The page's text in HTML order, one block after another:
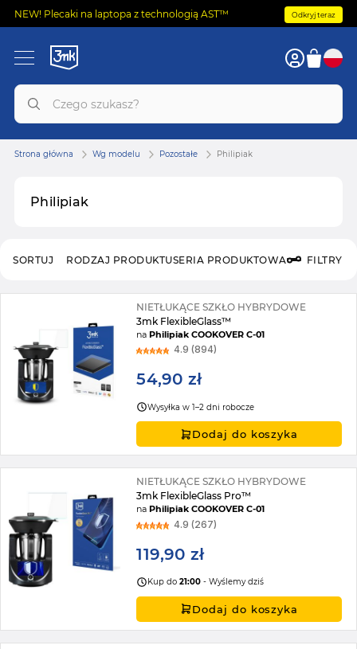
NEW! Plecaki na laptopa z technologią AST™ Odkryj teraz
Philipiak
Strona główna Wg modelu Pozostałe Philipiak
RODZAJ PRODUKTUSERIA PRODUKTOWA FILTRY
SORTUJ
NIETŁUKĄCE SZKŁO HYBRYDOWE
3mk FlexibleGlass™
naPhilipiak COOKOVER C-01
4.9 (894)
54,90 zł
Wysyłka w 1–2 dni robocze
Dodaj do koszyka
NIETŁUKĄCE SZKŁO HYBRYDOWE
3mk FlexibleGlass Pro™
naPhilipiak COOKOVER C-01
4.9 (267)
119,90 zł
Kup do21:00 - Wyślemy dziś
Dodaj do koszyka